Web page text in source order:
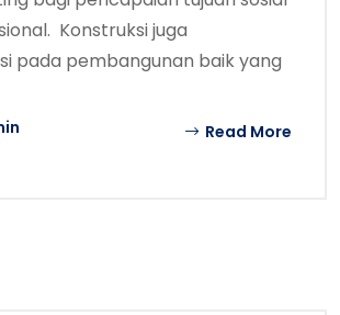
Konstruksi juga
pada pembangunan baik yang
Read More